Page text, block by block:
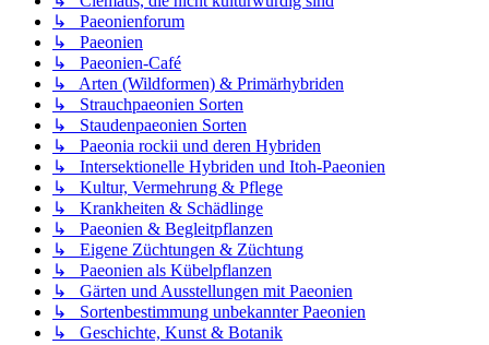
↳ Paeonienforum
↳ Paeonien
↳ Paeonien-Café
↳ Arten (Wildformen) & Primärhybriden
↳ Strauchpaeonien Sorten
↳ Staudenpaeonien Sorten
↳ Paeonia rockii und deren Hybriden
↳ Intersektionelle Hybriden und Itoh-Paeonien
↳ Kultur, Vermehrung & Pflege
↳ Krankheiten & Schädlinge
↳ Paeonien & Begleitpflanzen
↳ Eigene Züchtungen & Züchtung
↳ Paeonien als Kübelpflanzen
↳ Gärten und Ausstellungen mit Paeonien
↳ Sortenbestimmung unbekannter Paeonien
↳ Geschichte, Kunst & Botanik